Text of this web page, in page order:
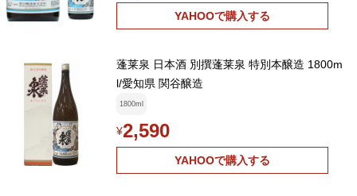
YAHOOで購入する
蓬莱泉 日本酒 別撰蓬莱泉 特別本醸造 1800m
l/愛知県 関谷醸造
1800ml
¥2,590
YAHOOで購入する